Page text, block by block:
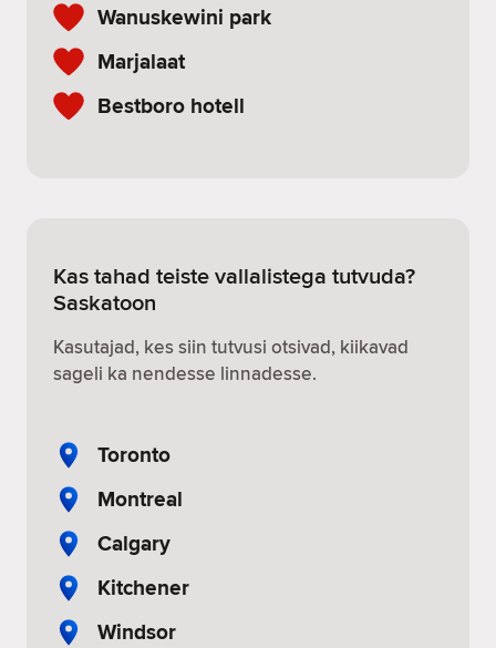
Wanuskewini park
Marjalaat
Bestboro hotell
Kas tahad teiste vallalistega tutvuda?
Saskatoon
Kasutajad, kes siin tutvusi otsivad, kiikavad
sageli ka nendesse linnadesse.
Toronto
Montreal
Calgary
Kitchener
Windsor